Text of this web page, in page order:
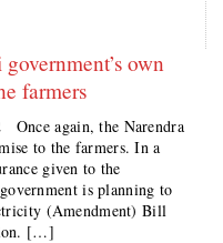
own
farmers
Once again, the Narendra
to the farmers. In a
given to the
is planning to
(Amendment) Bill
[…]